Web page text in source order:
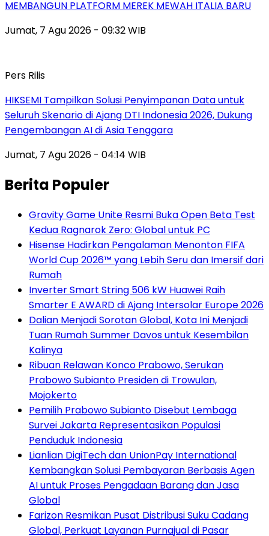
MEMBANGUN PLATFORM MEREK MEWAH ITALIA BARU
Jumat, 7 Agu 2026 - 09:32 WIB
Pers Rilis
HIKSEMI Tampilkan Solusi Penyimpanan Data untuk
Seluruh Skenario di Ajang DTI Indonesia 2026, Dukung
Pengembangan AI di Asia Tenggara
Jumat, 7 Agu 2026 - 04:14 WIB
Berita Populer
Gravity Game Unite Resmi Buka Open Beta Test
Kedua Ragnarok Zero: Global untuk PC
Hisense Hadirkan Pengalaman Menonton FIFA
World Cup 2026™ yang Lebih Seru dan Imersif dari
Rumah
Inverter Smart String 506 kW Huawei Raih
Smarter E AWARD di Ajang Intersolar Europe 2026
Dalian Menjadi Sorotan Global, Kota Ini Menjadi
Tuan Rumah Summer Davos untuk Kesembilan
Kalinya
Ribuan Relawan Konco Prabowo, Serukan
Prabowo Subianto Presiden di Trowulan,
Mojokerto
Pemilih Prabowo Subianto Disebut Lembaga
Survei Jakarta Representasikan Populasi
Penduduk Indonesia
Lianlian DigiTech dan UnionPay International
Kembangkan Solusi Pembayaran Berbasis Agen
AI untuk Proses Pengadaan Barang dan Jasa
Global
Farizon Resmikan Pusat Distribusi Suku Cadang
Global, Perkuat Layanan Purnajual di Pasar